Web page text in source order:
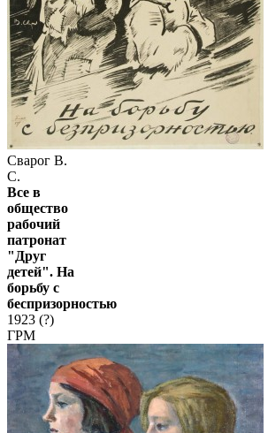
Сварог В.
С.
Все в
общество
рабочий
патронат
"Друг
детей". На
борьбу с
беспризорностью
1923 (?)
ГРМ